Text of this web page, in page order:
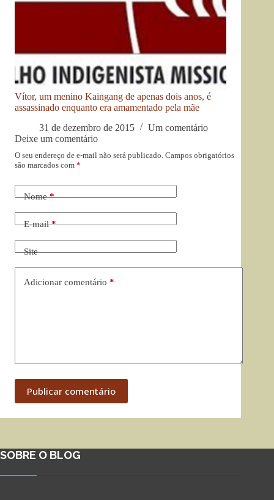
Vítor, um menino Kaingang de apenas dois anos, é
assassinado enquanto era amamentado pela mãe
31 de dezembro de 2015
Um comentário
Deixe um comentário
O seu endereço de e-mail não será publicado. Campos obrigatórios
são marcados com *
Nome*
E-mail*
Site
Adicionar comentário *
Publicar comentário
SOBRE O BLOG